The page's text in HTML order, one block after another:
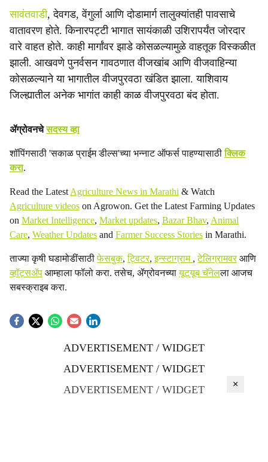
सावंतवाडी, देवगड, वेंगुर्ला आणि दोडामार्ग तालुक्यांतही पावसाचे
वातावरण होते. किनारपट्टी भागात सायंकाळी उशिरापर्यंत जोरदार
वारे वाहत होते. काही मार्गांवर झाडे कोसळल्यामुळे वाहतूक विस्कळीत
झाली. आखवणे पुनर्वसन गावठणात वीजखांब आणि वीजवाहिन्या
कोसळल्याने या भागातील वीजपुरवठा खंडित झाला. याशिवाय
जिल्ह्यातील अनेक भागांत काही काळ वीजपुरवठा बंद होता.
ॲग्रोवनचेसदस्य व्हा
शॉपिंगसाठी 'सकाळ प्राईम डील्स'च्या भन्नाट ऑफर्स पाहण्यासाठीक्लिक
करा.
Read the Latest Agriculture News in Marathi & Watch
Agriculture videos on Agrowon. Get the Latest Farming Updates
on Market Intelligence, Market updates, Bazar Bhav, Animal
Care, Weather Updates and Farmer Success Stories in Marathi.
ताज्या कृषी घडामोडींसाठीफेसबुक,ट्विटर,इन्स्टाग्राम ,टेलिग्रामवरआणि
व्हॉट्सॲप आम्हाला फॉलो करा. तसेच, ॲग्रोवनच्यायूट्यूब चॅनेलला आजच
सबस्क्राइब करा.
ADVERTISEMENT / WIDGET
ADVERTISEMENT / WIDGET
ADVERTISEMENT / WIDGET
×